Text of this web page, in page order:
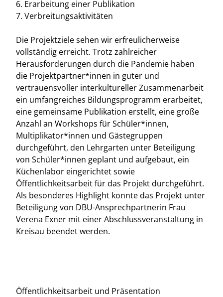
6. Erarbeitung einer Publikation
7. Verbreitungsaktivitäten
Die Projektziele sehen wir erfreulicherweise
vollständig erreicht. Trotz zahlreicher
Herausforderungen durch die Pandemie haben
die Projektpartner*innen in guter und
vertrauensvoller interkultureller Zusammenarbeit
ein umfangreiches Bildungsprogramm erarbeitet,
eine gemeinsame Publikation erstellt, eine große
Anzahl an Workshops für Schüler*innen,
Multiplikator*innen und Gästegruppen
durchgeführt, den Lehrgarten unter Beteiligung
von Schüler*innen geplant und aufgebaut, ein
Küchenlabor eingerichtet sowie
Öffentlichkeitsarbeit für das Projekt durchgeführt.
Als besonderes Highlight konnte das Projekt unter
Beteiligung von DBU-Ansprechpartnerin Frau
Verena Exner mit einer Abschlussveranstaltung in
Kreisau beendet werden.
Öffentlichkeitsarbeit und Präsentation